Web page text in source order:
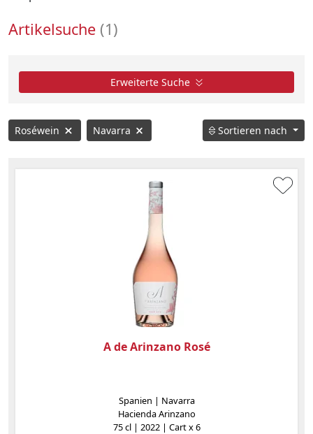
Artikelsuche (1)
Erweiterte Suche
Roséwein Navarra Sortieren nach
A de Arinzano Rosé
Spanien | Navarra
Hacienda Arinzano
75 cl | 2022 | Cart x 6